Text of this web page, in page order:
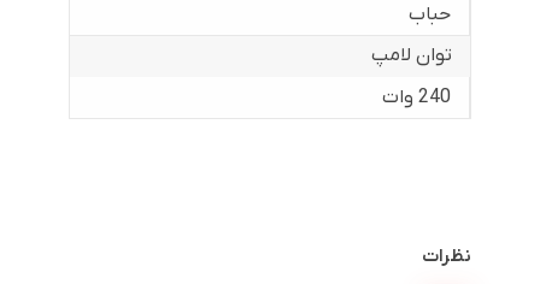
حباب
توان لامپ
240 وات
نظرات